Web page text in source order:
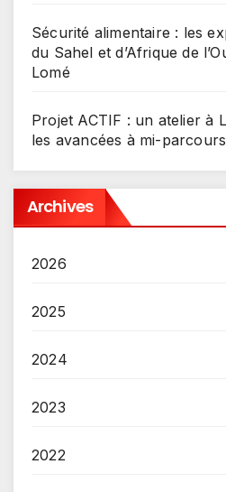
Sécurité alimentaire : les
du Sahel et d’Afrique de
Lomé
Projet ACTIF : un atelier à
les avancées à mi-parcours
Archives
2026
2025
2024
2023
2022